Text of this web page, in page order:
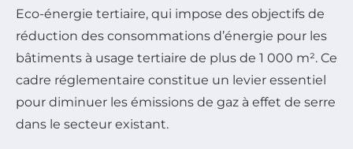
Eco-énergie tertiaire, qui impose des objectifs de
réduction des consommations d’énergie pour les
bâtiments à usage tertiaire de plus de 1 000 m². Ce
cadre réglementaire constitue un levier essentiel
pour diminuer les émissions de gaz à effet de serre
dans le secteur existant.